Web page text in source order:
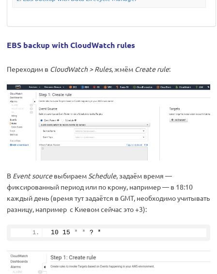
EBS backup with CloudWatch rules
Переходим в CloudWatch > Rules, жмём Create rule:
В Event sourceвыбираем Schedule, задаём время —
фиксированный период или по крону, например — в 18:10
каждый день (время тут задаётся в GMT, необходимо учитывать
разницу, например с Киевом сейчас это +3):
10 15 * * ? *